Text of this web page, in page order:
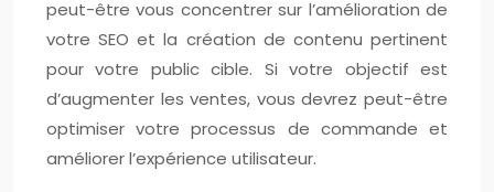
peut-être vous concentrer sur l’amélioration de
votre SEO et la création de contenu pertinent
pour votre public cible. Si votre objectif est
d’augmenter les ventes, vous devrez peut-être
optimiser votre processus de commande et
améliorer l’expérience utilisateur.